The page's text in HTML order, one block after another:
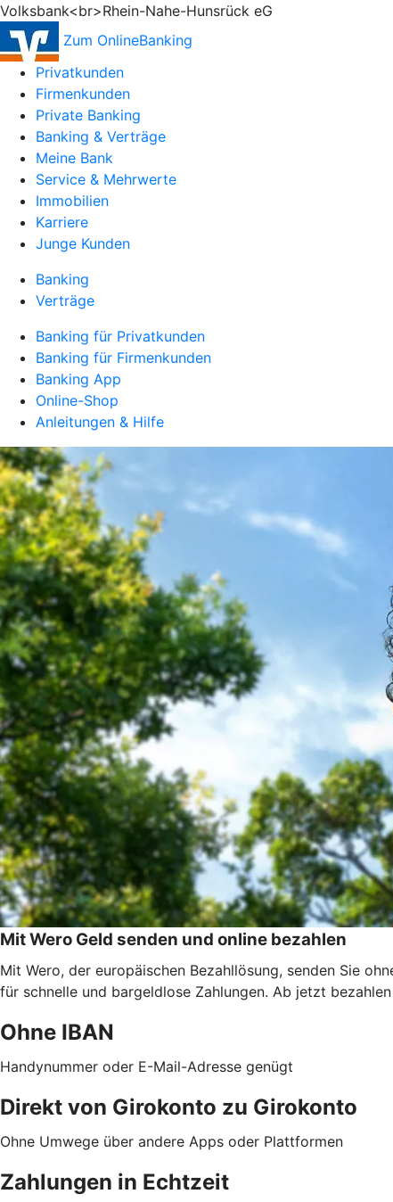
Volksbank<br>Rhein-Nahe-Hunsrück eG
Zum OnlineBanking
Privatkunden
Firmenkunden
Private Banking
Banking & Verträge
Meine Bank
Service & Mehrwerte
Immobilien
Karriere
Junge Kunden
Banking
Verträge
Banking für Privatkunden
Banking für Firmenkunden
Banking App
Online-Shop
Anleitungen & Hilfe
Mit Wero Geld senden und online bezahlen
Mit Wero, der europäischen Bezahllösung, senden Sie
für schnelle und bargeldlose Zahlungen. Ab jetzt
Ohne IBAN
Handynummer oder E-Mail-Adresse genügt
Direkt von Girokonto zu Girokonto
Ohne Umwege über andere Apps oder Plattformen
Zahlungen in Echtzeit